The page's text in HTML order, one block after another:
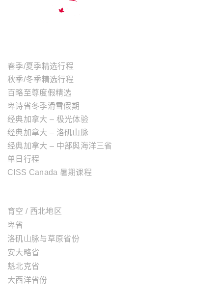
春季/夏季精选行程
秋季/冬季精选行程
百略至尊度假精选
卑诗省冬季滑雪假期
经典加拿大 – 极光体验
经典加拿大 – 洛矶山脉
经典加拿大 – 中部與海洋三省
单日行程
CISS Canada 暑期课程
育空 / 西北地区
卑省
洛矶山脉与草原省份
安大略省
魁北克省
大西洋省份